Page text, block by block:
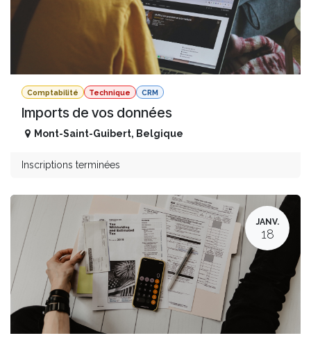
Comptabilité Technique CRM
Imports de vos données
Mont-Saint-Guibert, Belgique
Inscriptions terminées
JANV.
18